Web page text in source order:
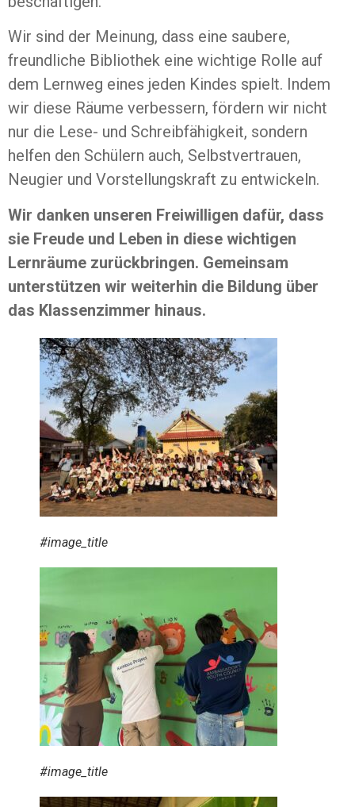
Wir sind der Meinung, dass eine saubere,
freundliche Bibliothek eine wichtige Rolle auf
dem Lernweg eines jeden Kindes spielt. Indem
wir diese Räume verbessern, fördern wir nicht
nur die Lese- und Schreibfähigkeit, sondern
helfen den Schülern auch, Selbstvertrauen,
Neugier und Vorstellungskraft zu entwickeln.
Wir danken unseren Freiwilligen dafür, dass
sie Freude und Leben in diese wichtigen
Lernräume zurückbringen. Gemeinsam
unterstützen wir weiterhin die Bildung über
das Klassenzimmer hinaus.
#image_title
#image_title